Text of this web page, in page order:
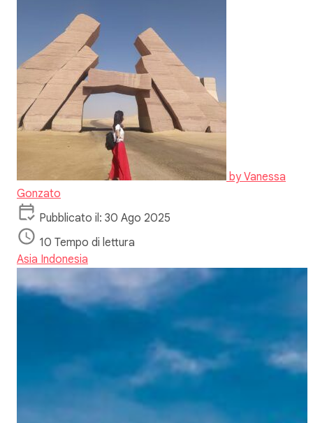
byVanessa
Gonzato
Pubblicato il: 30 Ago 2025
10 Tempo di lettura
Asia Indonesia